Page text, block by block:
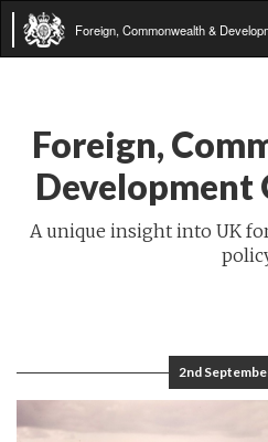
Foreign, Commonwealth &
Foreign,
Development
A unique insight into UK
2nd